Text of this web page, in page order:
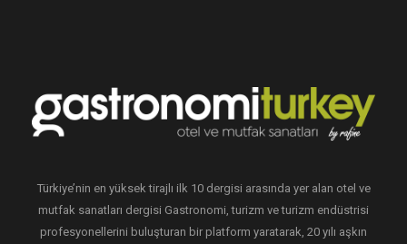
Türkiye’nin en yüksek tirajlı ilk 10 dergisi arasında yer alan otel ve
mutfak sanatları dergisi Gastronomi, turizm ve turizm endüstrisi
profesyonellerini buluşturan bir platform yaratarak, 20 yılı aşkın